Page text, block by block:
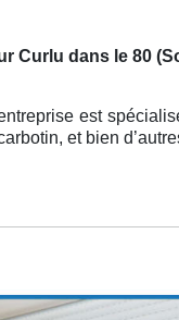
Curlu dans le 80
est
et bien